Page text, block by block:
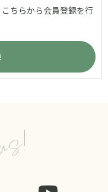
ちらから会員登録を行